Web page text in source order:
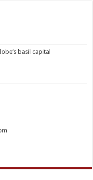
basil capital